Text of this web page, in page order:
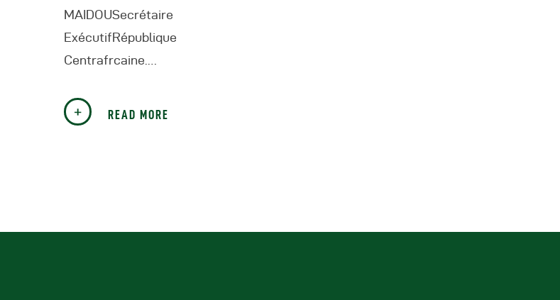
MAIDOUSecrétaire
ExécutifRépublique
Centrafrcaine.…
READ MORE